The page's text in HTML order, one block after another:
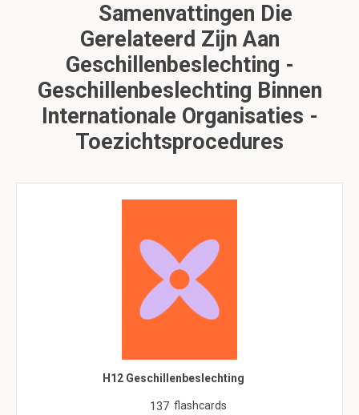
Samenvattingen Die
Gerelateerd Zijn Aan
Geschillenbeslechting -
Geschillenbeslechting Binnen
Internationale Organisaties -
Toezichtsprocedures
H12 Geschillenbeslechting
137 flashcards